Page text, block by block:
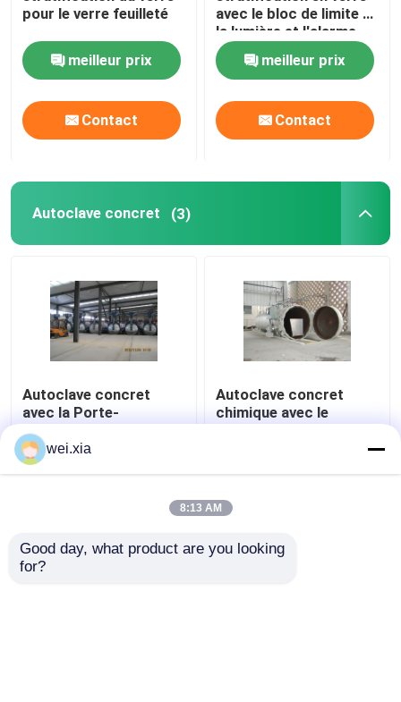
pour le verre feuilleté
meilleur prix
Contact
avec le bloc de limite et
la lumière et l'alarme
saine
meilleur prix
Contact
Autoclave concret (3)
Autoclave concret
avec la Porte-
ouverture de pression
hydraulique et le
contact de sécurité
meilleur prix
Autoclave concret
chimique avec le
contrôle de PLC et la
meilleur prix
wei.xia
8:13 AM
Good day, what product are you looking
for?